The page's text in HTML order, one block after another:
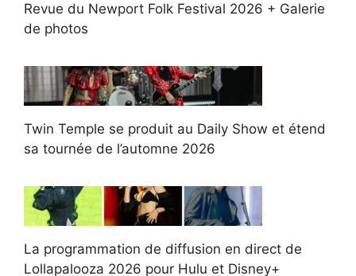
Revue du Newport Folk Festival 2026 + Galerie
de photos
Twin Temple se produit au Daily Show et étend
sa tournée de l’automne 2026
La programmation de diffusion en direct de
Lollapalooza 2026 pour Hulu et Disney+